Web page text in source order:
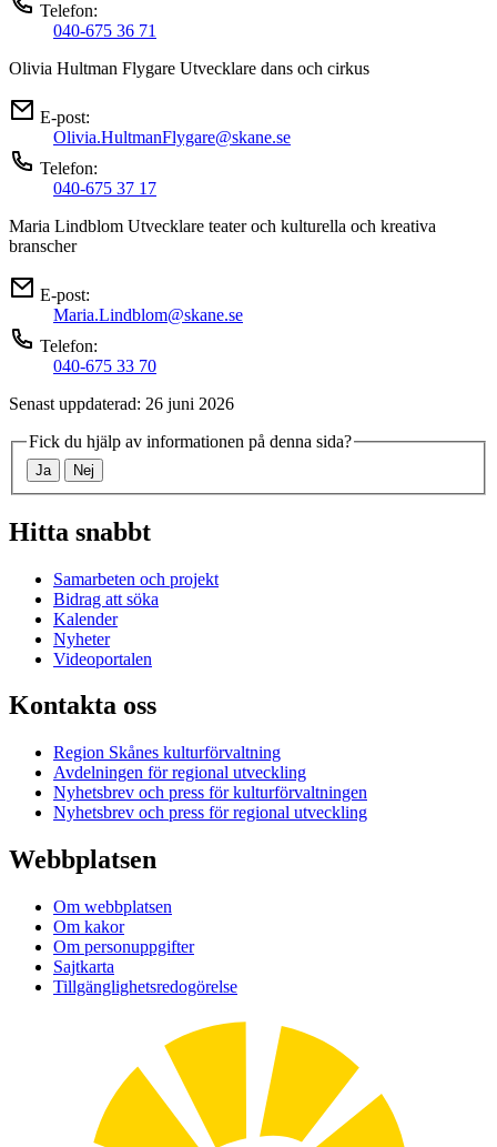
Telefon:
040-675 36 71
Olivia Hultman Flygare Utvecklare dans och cirkus
E-post:
Olivia.HultmanFlygare@skane.se
Telefon:
040-675 37 17
Maria Lindblom Utvecklare teater och kulturella och kreativa
branscher
E-post:
Maria.Lindblom@skane.se
Telefon:
040-675 33 70
Senast uppdaterad: 26 juni 2026
Fick du hjälp av informationen på denna sida?
Ja Nej
Hitta snabbt
Samarbeten och projekt
Bidrag att söka
Kalender
Nyheter
Videoportalen
Kontakta oss
Region Skånes kulturförvaltning
Avdelningen för regional utveckling
Nyhetsbrev och press för kulturförvaltningen
Nyhetsbrev och press för regional utveckling
Webbplatsen
Om webbplatsen
Om kakor
Om personuppgifter
Sajtkarta
Tillgänglighetsredogörelse